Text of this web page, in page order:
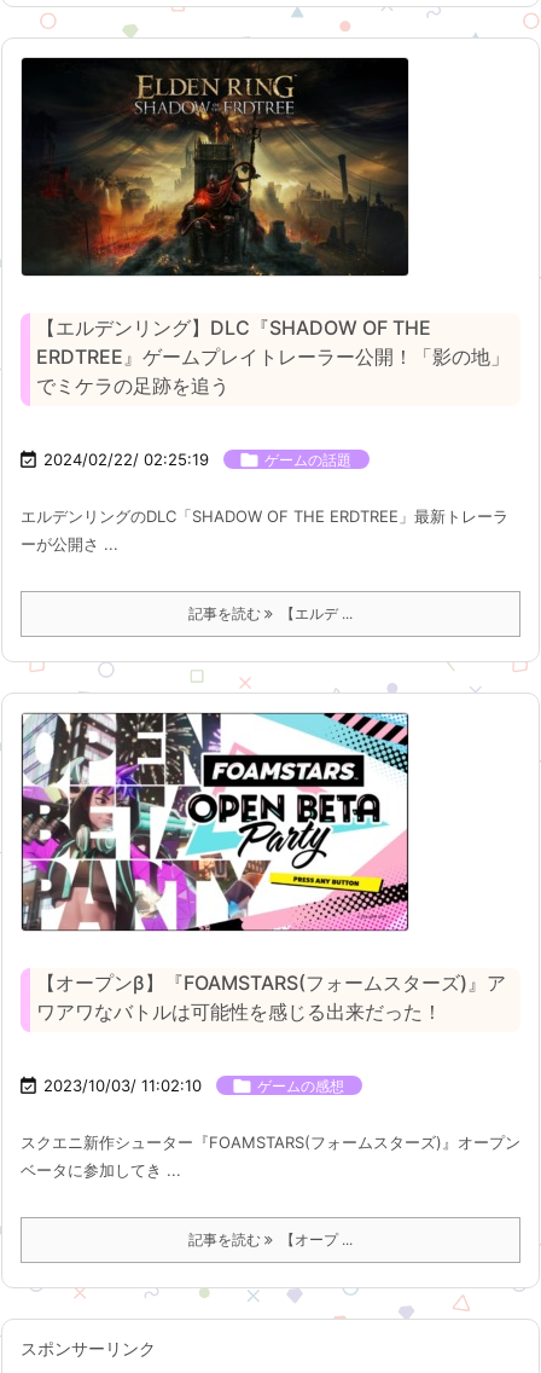
【エルデンリング】DLC『SHADOW OF THE
ERDTREE』ゲームプレイトレーラー公開！「影の地」
でミケラの足跡を追う
 2024/02/22/ 02:25:19  ゲームの話題
エルデンリングのDLC「SHADOW OF THE ERDTREE」最新トレーラ
ーが公開さ ...
記事を読む 【エルデ ...
【オープンβ】『FOAMSTARS(フォームスターズ)』ア
ワアワなバトルは可能性を感じる出来だった！
 2023/10/03/ 11:02:10  ゲームの感想
スクエニ新作シューター『FOAMSTARS(フォームスターズ)』オープン
ベータに参加してき ...
記事を読む 【オープ ...
スポンサーリンク